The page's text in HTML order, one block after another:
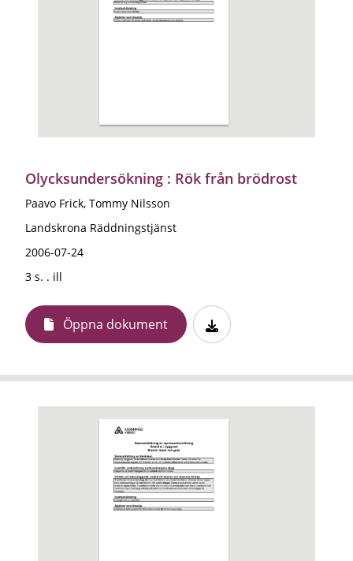
Olycksundersökning : Rök från brödrost
Paavo Frick, Tommy Nilsson
Landskrona Räddningstjänst
2006-07-24
3 s. . ill
Öppna dokument